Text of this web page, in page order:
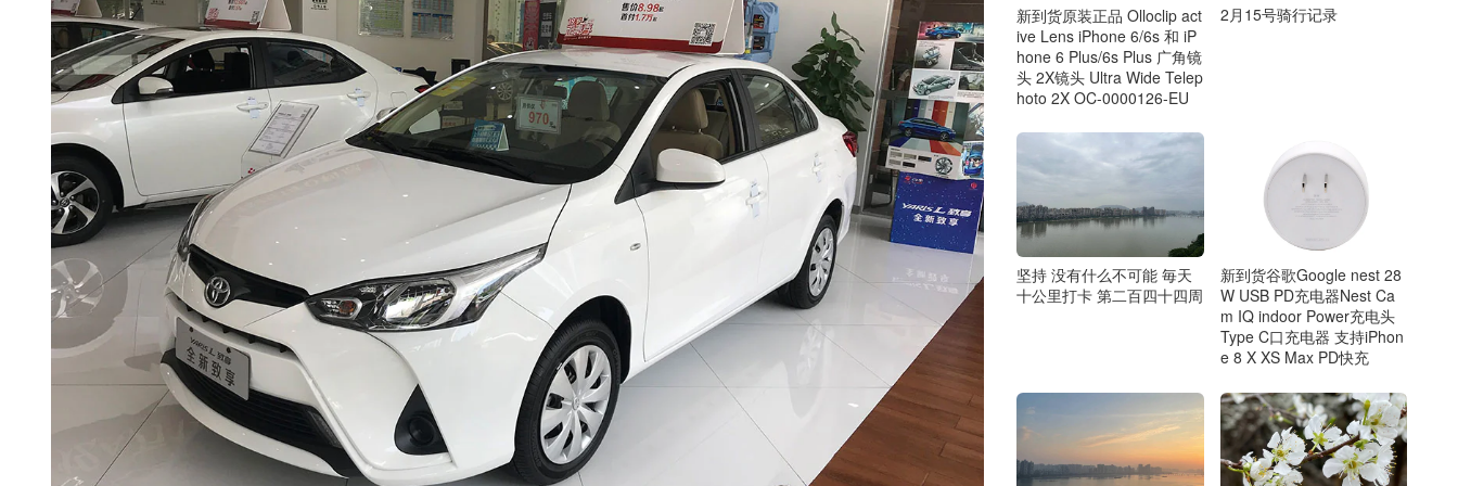
新到货原装正品 Olloclip act
ive Lens iPhone 6/6s 和 iP
hone 6 Plus/6s Plus 广角镜
头 2X镜头 Ultra Wide Telep
hoto 2X OC-0000126-EU
2月15号骑行记录
坚持 没有什么不可能 毎天
十公里打卡 第二百四十四周
新到货谷歌Google nest 28
W USB PD充电器Nest Ca
m IQ indoor Power充电头
Type C口充电器 支持iPhon
e 8 X XS Max PD快充